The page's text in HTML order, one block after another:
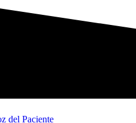
del Paciente